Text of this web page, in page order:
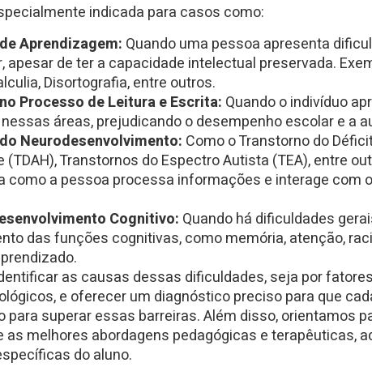
indicada para casos como:
Aprendizagem: Quando uma pessoa apresenta
apesar de ter a capacidade intelectual preservada.
Disortografia, entre outros.
Processo de Leitura e Escrita: Quando o indivíduo
áreas, prejudicando o desempenho escolar e a
Neurodesenvolvimento: Como o Transtorno do
(TDAH), Transtornos do Espectro Autista (TEA), entre
como a pessoa processa informações e interage com
Cognitivo: Quando há dificuldades
das funções cognitivas, como memória, atenção,
as causas dessas dificuldades, seja por
e oferecer um diagnóstico preciso para que
para superar essas barreiras. Além disso, orientamos
melhores abordagens pedagógicas e terapêuticas,
do aluno.